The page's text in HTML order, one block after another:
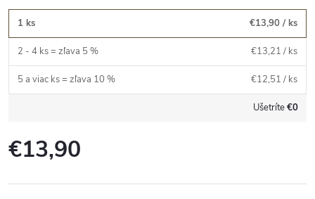
1 ks €13,90 / ks
2 - 4 ks = zľava 5 % €13,21 / ks
5 a viac ks = zľava 10 % €12,51 / ks
Ušetríte€0
€13,90
cena: